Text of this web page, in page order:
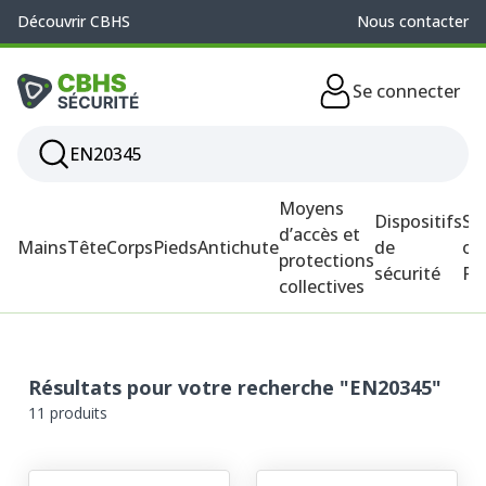
Découvrir CBHS Nous contacter
Se connecter
MainsTêteCorpsPiedsAntichute
Moyens
d’accès et
protections
collectives
Dispositifs
de
sécurité
Résultats pour votre recherche "EN20345"
11 produits